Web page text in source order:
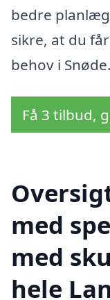
bedre
sikre, at du
behov i Snøde.
Få 3 tilbud,
med
med
hele